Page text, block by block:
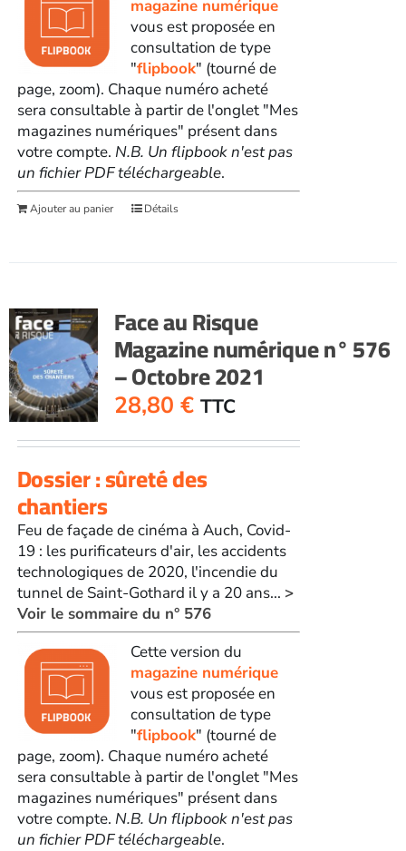
magazine numérique
vous est proposée en
consultation de type
"flipbook" (tourné de
page, zoom). Chaque numéro acheté
sera consultable à partir de l'onglet "Mes
magazines numériques" présent dans
votre compte. N.B. Un flipbook n'est pas
un fichier PDF téléchargeable.
Ajouter au panier Détails
Face au Risque
Magazine numérique n° 576
– Octobre 2021
28,80 € TTC
Dossier : sûreté des
chantiers
Feu de façade de cinéma à Auch, Covid-
19 : les purificateurs d'air, les accidents
technologiques de 2020, l'incendie du
tunnel de Saint-Gothard il y a 20 ans... >
Voir le sommaire du n° 576
Cette version du
magazine numérique
vous est proposée en
consultation de type
"flipbook" (tourné de
page, zoom). Chaque numéro acheté
sera consultable à partir de l'onglet "Mes
magazines numériques" présent dans
votre compte. N.B. Un flipbook n'est pas
un fichier PDF téléchargeable.